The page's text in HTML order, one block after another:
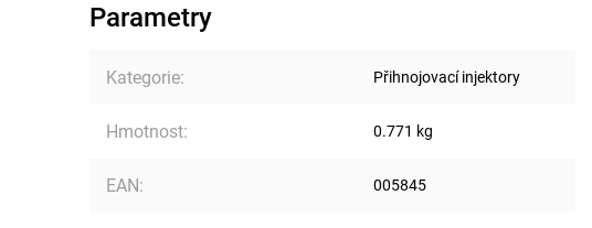
Parametry
Kategorie: Přihnojovací injektory
Hmotnost: 0.771 kg
EAN: 005845